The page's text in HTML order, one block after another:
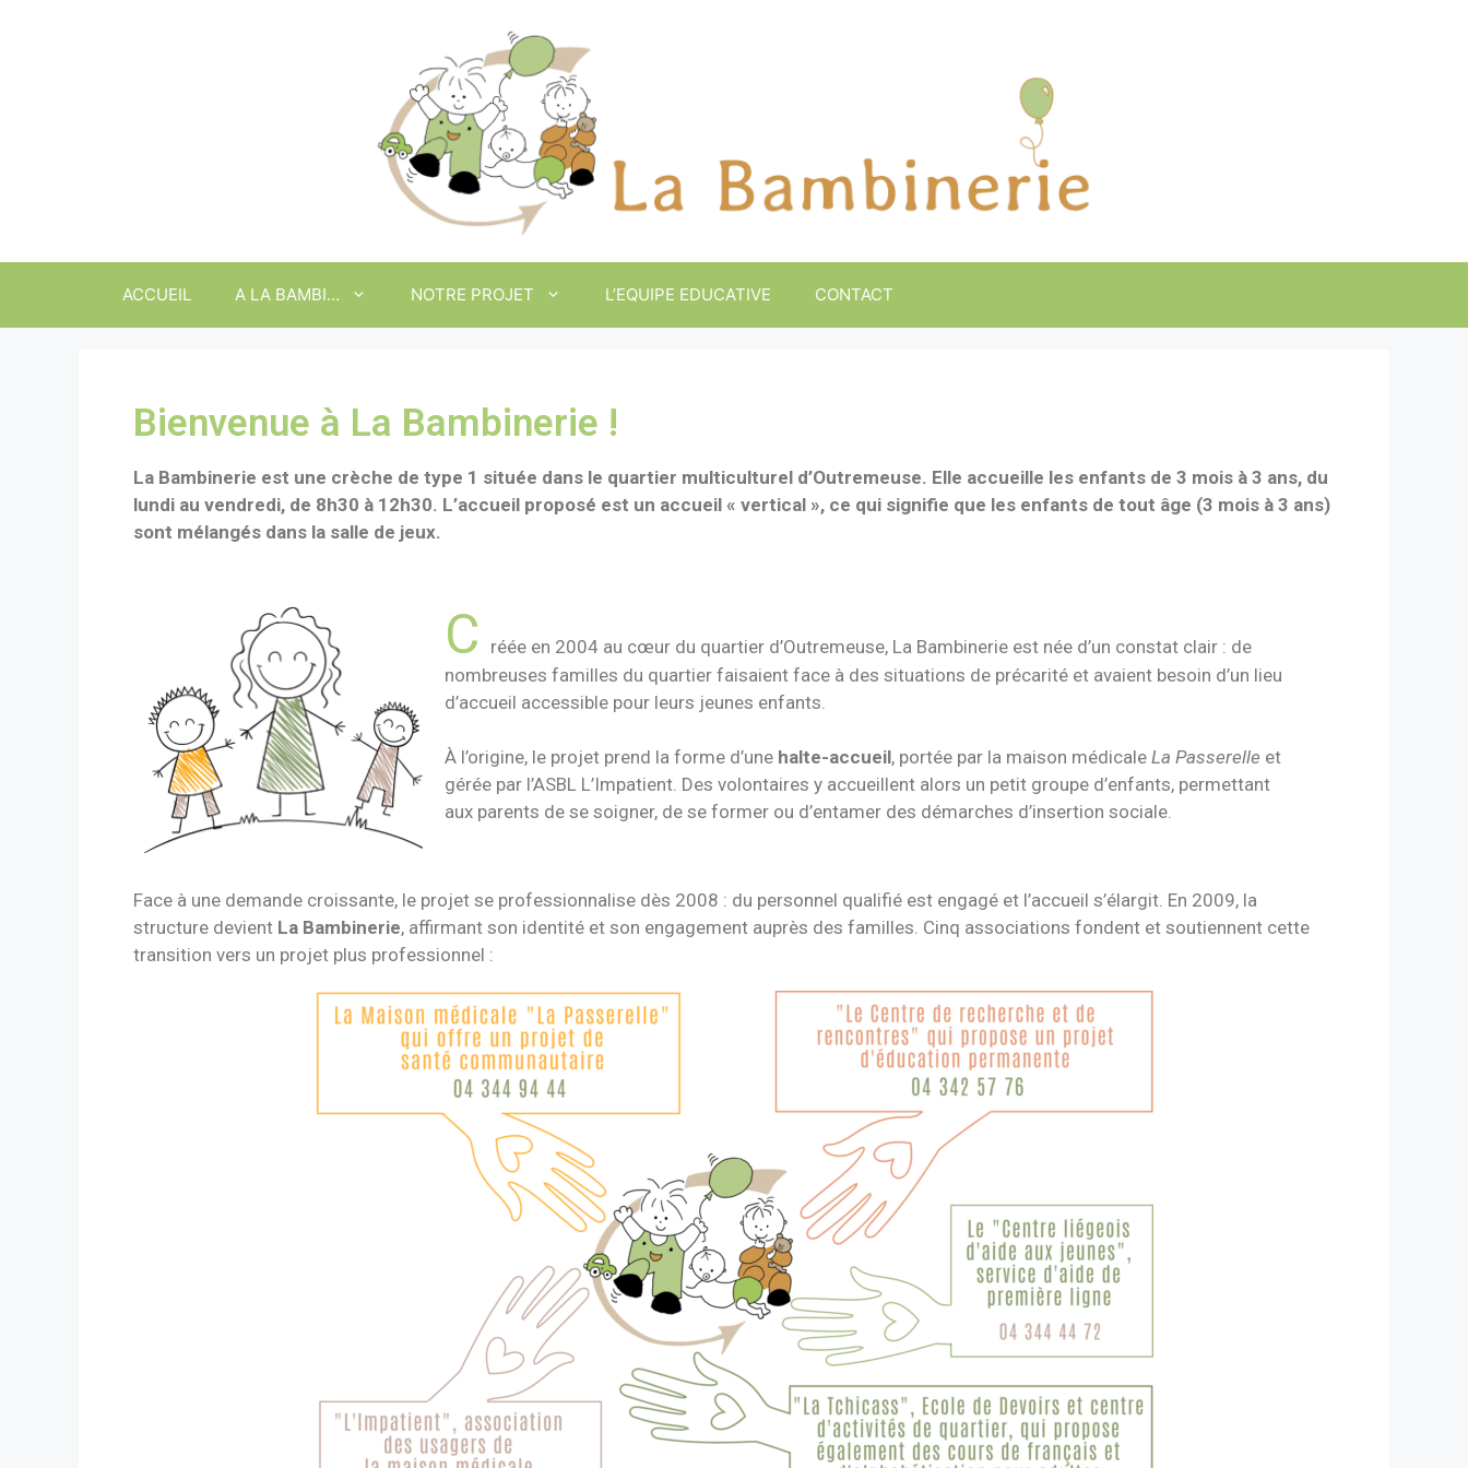
ACCUEIL A LA BAMBI… NOTRE PROJET L’EQUIPE EDUCATIVE CONTACT
Bienvenue à La Bambinerie !
La Bambinerie est une crèche de type 1 située dans le quartier multiculturel d’Outremeuse. Elle accueille les enfants de 3 mois à 3 ans, du
lundi au vendredi, de 8h30 à 12h30. L’accueil proposé est un accueil « vertical », ce qui signifie que les enfants de tout âge (3 mois à 3 ans)
sont mélangés dans la salle de jeux.
C
réée en 2004 au cœur du quartier d’Outremeuse, La Bambinerie est née d’un constat clair : de
nombreuses familles du quartier faisaient face à des situations de précarité et avaient besoin d’un lieu
d’accueil accessible pour leurs jeunes enfants.
À l’origine, le projet prend la forme d’une halte-accueil, portée par la maison médicale La Passerelle et
gérée par l’ASBL L’Impatient. Des volontaires y accueillent alors un petit groupe d’enfants, permettant
aux parents de se soigner, de se former ou d’entamer des démarches d’insertion sociale.
Face à une demande croissante, le projet se professionnalise dès 2008 : du personnel qualifié est engagé et l’accueil s’élargit. En 2009, la
structure devient La Bambinerie, affirmant son identité et son engagement auprès des familles. Cinq associations fondent et soutiennent cette
transition vers un projet plus professionnel :